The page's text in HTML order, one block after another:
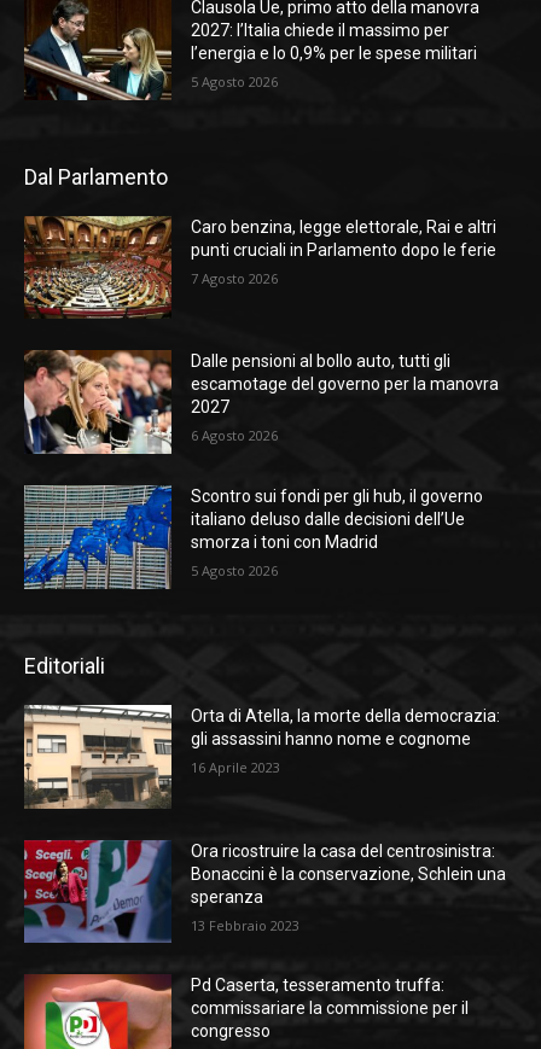
Clausola Ue, primo atto della manovra
2027: l’Italia chiede il massimo per
l’energia e lo 0,9% per le spese militari
5 Agosto 2026
Dal Parlamento
Caro benzina, legge elettorale, Rai e altri
punti cruciali in Parlamento dopo le ferie
7 Agosto 2026
Dalle pensioni al bollo auto, tutti gli
escamotage del governo per la manovra
2027
6 Agosto 2026
Scontro sui fondi per gli hub, il governo
italiano deluso dalle decisioni dell’Ue
smorza i toni con Madrid
5 Agosto 2026
Editoriali
Orta di Atella, la morte della democrazia:
gli assassini hanno nome e cognome
16 Aprile 2023
Ora ricostruire la casa del centrosinistra:
Bonaccini è la conservazione, Schlein una
speranza
13 Febbraio 2023
Pd Caserta, tesseramento truffa:
commissariare la commissione per il
congresso